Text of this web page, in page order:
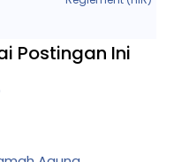
Postingan Ini